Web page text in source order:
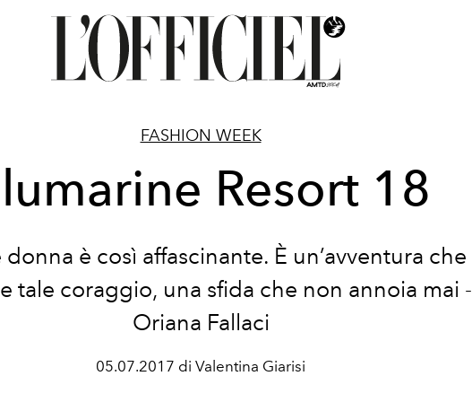
FASHION WEEK
Resort 18
donna è così affascinante. È un’avventura che
tale coraggio, una sfida che non annoia mai -
Oriana Fallaci
05.07.2017 di Valentina Giarisi